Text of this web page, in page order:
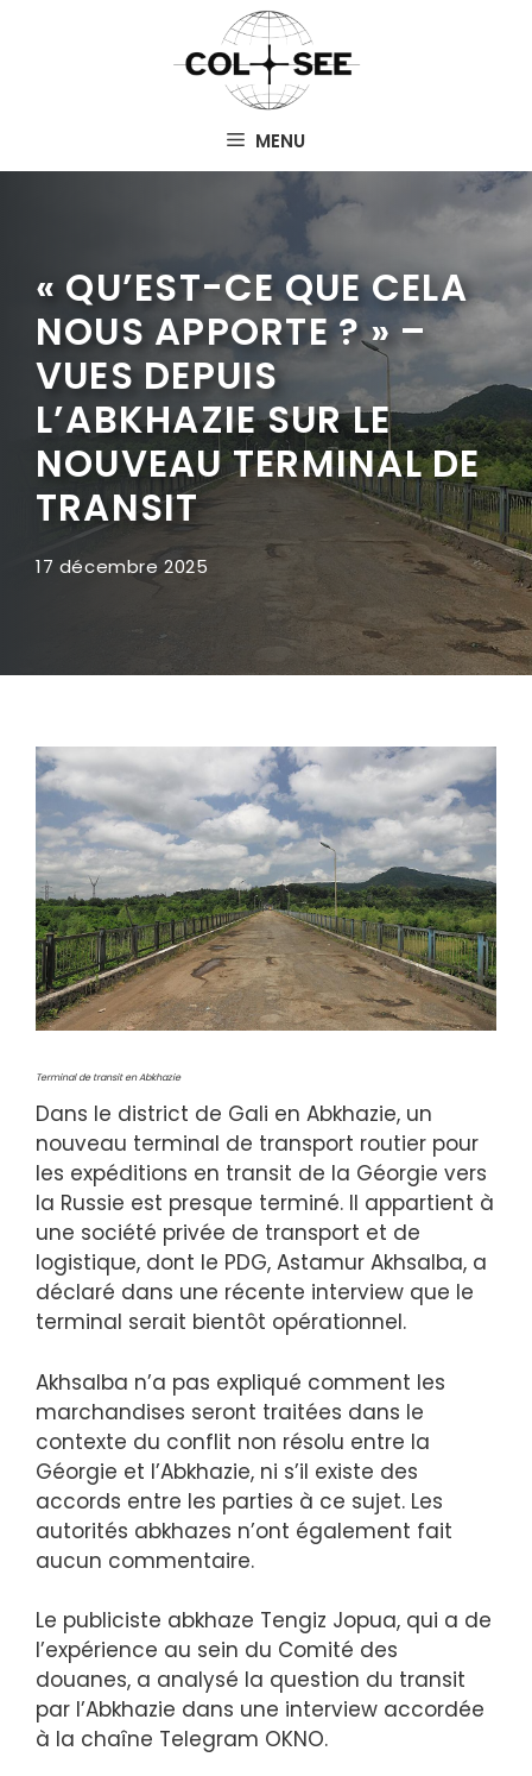
MENU
« QU’EST-CE QUE CELA
NOUS APPORTE ? » –
VUES DEPUIS
L’ABKHAZIE SUR LE
NOUVEAU TERMINAL DE
TRANSIT
17 décembre 2025
Terminal de transit en Abkhazie
Dans le district de Gali en Abkhazie, un
nouveau terminal de transport routier pour
les expéditions en transit de la Géorgie vers
la Russie est presque terminé. Il appartient à
une société privée de transport et de
logistique, dont le PDG, Astamur Akhsalba, a
déclaré dans une récente interview que le
terminal serait bientôt opérationnel.
Akhsalba n’a pas expliqué comment les
marchandises seront traitées dans le
contexte du conflit non résolu entre la
Géorgie et l’Abkhazie, ni s’il existe des
accords entre les parties à ce sujet. Les
autorités abkhazes n’ont également fait
aucun commentaire.
Le publiciste abkhaze Tengiz Jopua, qui a de
l’expérience au sein du Comité des
douanes, a analysé la question du transit
par l’Abkhazie dans une interview accordée
à la chaîne Telegram OKNO.